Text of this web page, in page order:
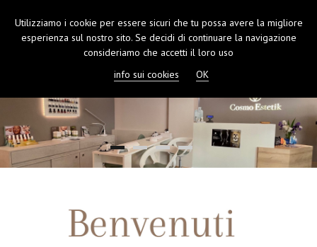
Utilizziamo i cookie per essere sicuri che tu possa avere la migliore
esperienza sul nostro sito. Se decidi di continuare la navigazione
consideriamo che accetti il loro uso
info sui cookies
OK